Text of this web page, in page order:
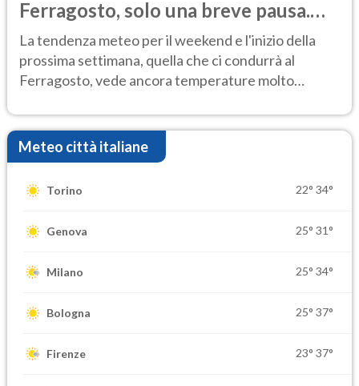
Ferragosto, solo una breve pausa.
Ecco dove
La tendenza meteo per il weekend e l'inizio della
prossima settimana, quella che ci condurrà al
Ferragosto, vede ancora temperature molto
Meteo città italiane
Torino 22° 34°
Genova 25° 31°
Milano 25° 34°
Bologna 25° 37°
Firenze 23° 37°